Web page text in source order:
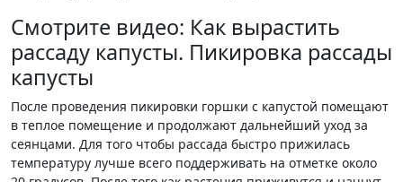
Смотрите видео: Как вырастить
рассаду капусты. Пикировка рассады
капусты
После проведения пикировки горшки с капустой помещают
в теплое помещение и продолжают дальнейший уход за
сеянцами. Для того чтобы рассада быстро прижилась
температуру лучше всего поддерживать на отметке около